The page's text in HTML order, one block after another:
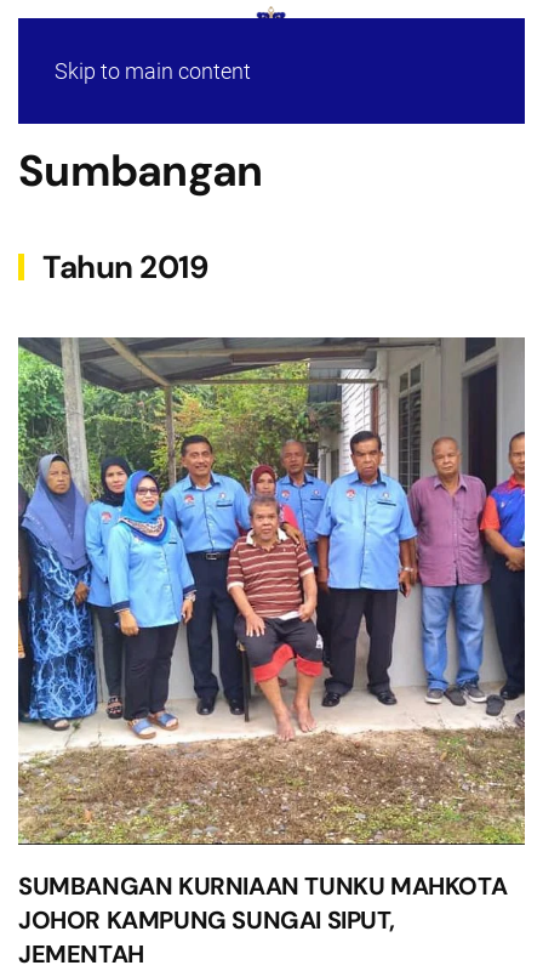
Skip to main content
Sumbangan
Tahun 2019
SUMBANGAN KURNIAAN TUNKU MAHKOTA
JOHOR KAMPUNG SUNGAI SIPUT,
JEMENTAH